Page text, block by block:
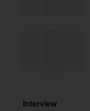
Interview